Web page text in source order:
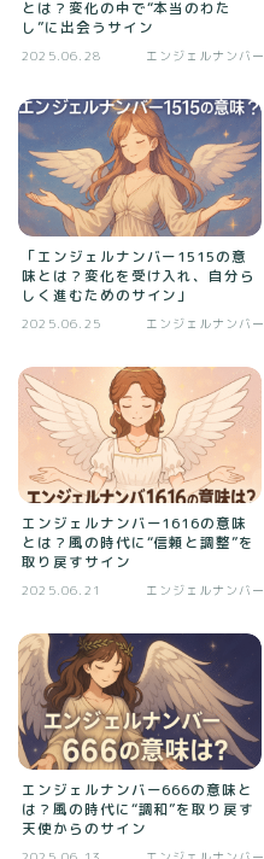
とは？変化の中で“本当のわた
し”に出会うサイン
2025.06.28 エンジェルナンバー
「エンジェルナンバー1515の意
味とは？変化を受け入れ、自分ら
しく進むためのサイン」
2025.06.25 エンジェルナンバー
エンジェルナンバー1616の意味
とは？風の時代に“信頼と調整”を
取り戻すサイン
2025.06.21 エンジェルナンバー
エンジェルナンバー666の意味と
は？風の時代に“調和”を取り戻す
天使からのサイン